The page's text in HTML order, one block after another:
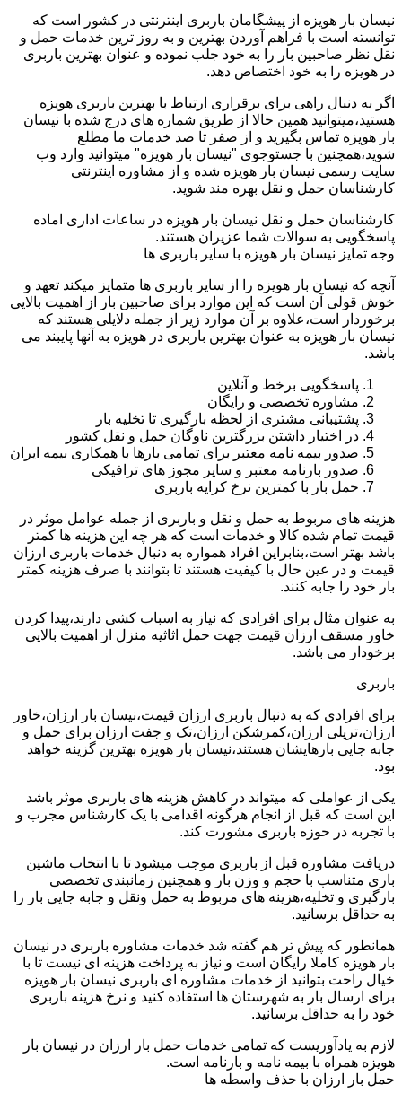
نیسان بار هویزه از پیشگامان باربری اینترنتی در کشور است که
توانسته است با فراهم آوردن بهترین و به روز ترین خدمات حمل و
نقل نظر صاحبین بار را به خود جلب نموده و عنوان بهترین باربری
در هویزه را به خود اختصاص دهد.
اگر به دنبال راهی برای برقراری ارتباط با بهترین باربری هویزه
هستید،میتوانید همین حالا از طریق شماره های درج شده با نیسان
بار هویزه تماس بگیرید و از صفر تا صد خدمات ما مطلع
شوید،همچنین با جستوجوی "نیسان بار هویزه" میتوانید وارد وب
سایت رسمی نیسان بار هویزه شده و از مشاوره اینترنتی
کارشناسان حمل و نقل بهره مند شوید.
کارشناسان حمل و نقل نیسان بار هویزه در ساعات اداری اماده
پاسخگویی به سوالات شما عزیران هستند.
وجه تمایز نیسان بار هویزه با سایر باربری ها
آنچه که نیسان بار هویزه را از سایر باربری ها متمایز میکند تعهد و
خوش قولی آن است که این موارد برای صاحبین بار از اهمیت بالایی
برخوردار است،علاوه بر آن موارد زیر از جمله دلایلی هستند که
نیسان بار هویزه به عنوان بهترین باربری در هویزه به آنها پایبند می
باشد.
پاسخگویی برخط و آنلاین
مشاوره تخصصی و رایگان
پشتیبانی مشتری از لحظه بارگیری تا تخلیه بار
در اختیار داشتن بزرگترین ناوگان حمل و نقل کشور
صدور بیمه نامه معتبر برای تمامی بارها با همکاری بیمه ایران
صدور بارنامه معتبر و سایر مجوز های ترافیکی
حمل بار با کمترین نرخ کرایه باربری
هزینه های مربوط به حمل و نقل و باربری از جمله عوامل موثر در
قیمت تمام شده کالا و خدمات است که هر چه این هزینه ها کمتر
باشد بهتر است،بنابراین افراد همواره به دنبال خدمات باربری ارزان
قیمت و در عین حال با کیفیت هستند تا بتوانند با صرف هزینه کمتر
بار خود را جابه کنند.
به عنوان مثال برای افرادی که نیاز به اسباب کشی دارند،پیدا کردن
خاور مسقف ارزان قیمت جهت حمل اثاثیه منزل از اهمیت بالایی
برخودار می باشد.
باربری
برای افرادی که به دنبال باربری ارزان قیمت،نیسان بار ارزان،خاور
ارزان،تریلی ارزان،کمرشکن ارزان،تک و جفت ارزان برای حمل و
جابه جایی بارهایشان هستند،نیسان بار هویزه بهترین گزینه خواهد
بود.
یکی از عواملی که میتواند در کاهش هزینه های باربری موثر باشد
این است که قبل از انجام هرگونه اقدامی با یک کارشناس مجرب و
با تجربه در حوزه باربری مشورت کند.
دریافت مشاوره قبل از باربری موجب میشود تا با انتخاب ماشین
باری متناسب با حجم و وزن بار و همچنین زمانبندی تخصصی
بارگیری و تخلیه،هزینه های مربوط به حمل ونقل و جابه جایی بار را
به حداقل برسانید.
همانطور که پیش تر هم گفته شد خدمات مشاوره باربری در نیسان
بار هویزه کاملا رایگان است و نیاز به پرداخت هزینه ای نیست تا با
خیال راحت بتوانید از خدمات مشاوره ای باربری نیسان بار هویزه
برای ارسال بار به شهرستان ها استفاده کنید و نرخ هزینه باربری
خود را به حداقل برسانید.
لازم به یادآوریست که تمامی خدمات حمل بار ارزان در نیسان بار
هویزه همراه با بیمه نامه و بارنامه است.
حمل بار ارزان با حذف واسطه ها